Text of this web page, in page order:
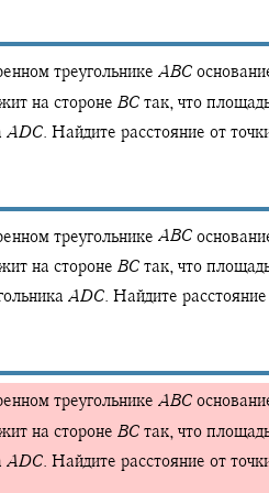
треугольнике ABC
на стороне BC так, что
ADC. Найдите расстояние от
треугольнике ABC
на стороне BC так, что
ADC. Найдите
треугольнике ABC
на стороне BC так, что
ADC. Найдите расстояние от